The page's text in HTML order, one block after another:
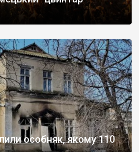
особняк, якому 110